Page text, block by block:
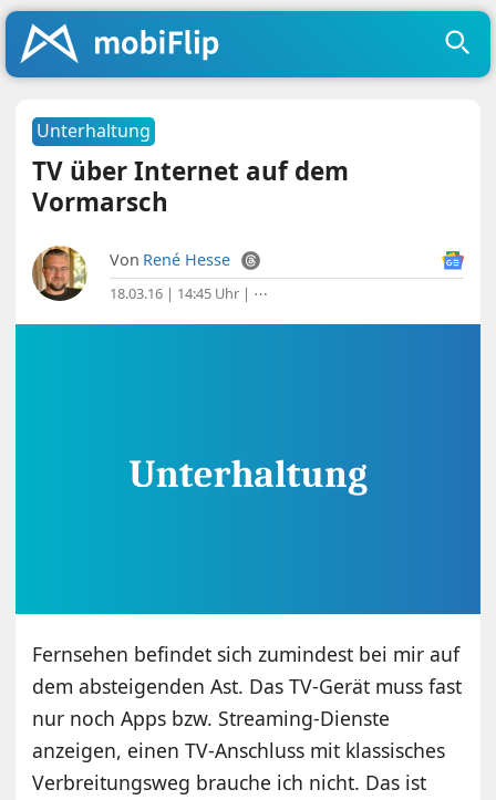
Unterhaltung
TV über Internet auf dem
Vormarsch
Von René Hesse
18.03.16 | 14:45 Uhr | ⋯
Fernsehen befindet sich zumindest bei mir auf
dem absteigenden Ast. Das TV-Gerät muss fast
nur noch Apps bzw. Streaming-Dienste
anzeigen, einen TV-Anschluss mit klassisches
Verbreitungsweg brauche ich nicht. Das ist